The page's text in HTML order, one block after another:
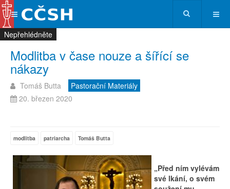
Modlitba v čase nouze a šířící se
nákazy
Tomáš Butta
Pastorační Materiály
20. březen 2020
modlitba patriarcha Tomáš Butta
„Před ním vylévám
své lkání, o svém
Nepřehlédněte
Nepřehlédněte
Nepřehlédněte
Nepřehlédněte